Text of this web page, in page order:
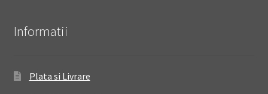
Informatii
Plata si Livrare